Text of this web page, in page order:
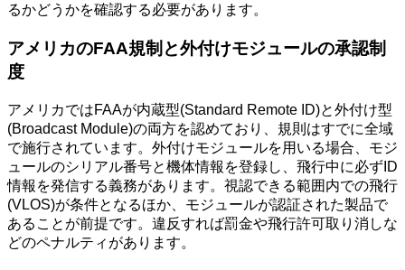
るかどうかを確認する必要があります。
アメリカのFAA規制と外付けモジュールの承認制
度
アメリカではFAAが内蔵型(Standard Remote ID)と外付け型
(Broadcast Module)の両方を認めており、規則はすでに全域
で施行されています。外付けモジュールを用いる場合、モジ
ュールのシリアル番号と機体情報を登録し、飛行中に必ずID
情報を発信する義務があります。視認できる範囲内での飛行
(VLOS)が条件となるほか、モジュールが認証された製品で
あることが前提です。違反すれば罰金や飛行許可取り消しな
どのペナルティがあります。